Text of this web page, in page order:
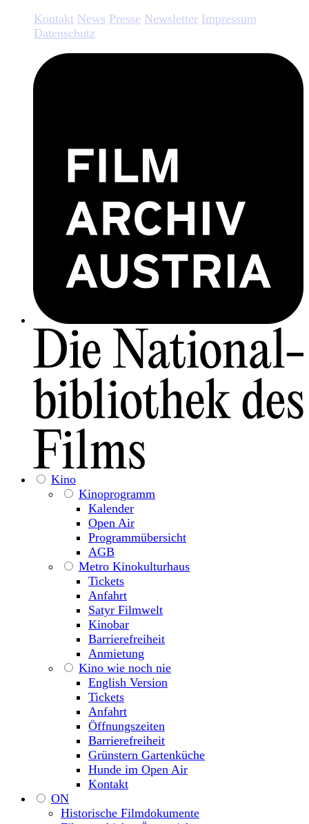
Kontakt News Presse Newsletter Impressum
Datenschutz
Kino
Kinoprogramm
Kalender
Open Air
Programmübersicht
AGB
Metro Kinokulturhaus
Tickets
Anfahrt
Satyr Filmwelt
Kinobar
Barrierefreiheit
Anmietung
Kino wie noch nie
English Version
Tickets
Anfahrt
Öffnungszeiten
Barrierefreiheit
Grünstern Gartenküche
Hunde im Open Air
Kontakt
ON
Historische Filmdokumente